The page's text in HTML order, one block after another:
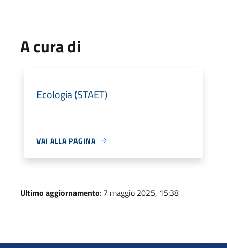
A cura di
Ecologia (STAET)
VAI ALLA PAGINA
Ultimo aggiornamento: 7 maggio 2025, 15:38